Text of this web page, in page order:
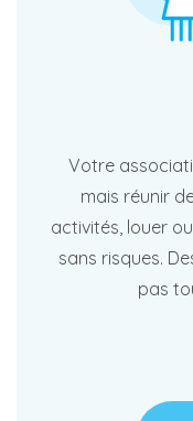
Votre
mais réunir
activités, louer
sans risques.
pas